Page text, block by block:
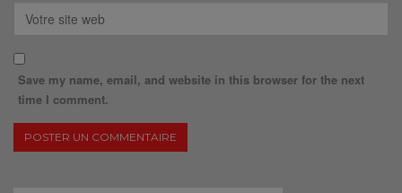
Save my name, email, and website in this browser for the next
time I comment.